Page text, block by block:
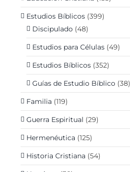
Estudios Bíblicos (399)
Discipulado (48)
Estudios para Células (49)
Estudios Bíblicos (352)
Guías de Estudio Bíblico (38)
Familia (119)
Guerra Espiritual (29)
Hermenéutica (125)
Historia Cristiana (54)